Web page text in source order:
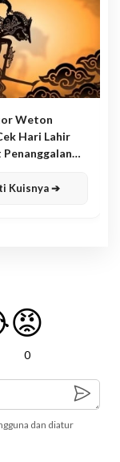
Weton
Hari Lahir
Kuisnya ➔
😡
0
dan diatur